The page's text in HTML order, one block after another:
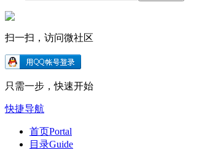
扫一扫，访问微社区
只需一步，快速开始
快捷导航
首页Portal
目录Guide